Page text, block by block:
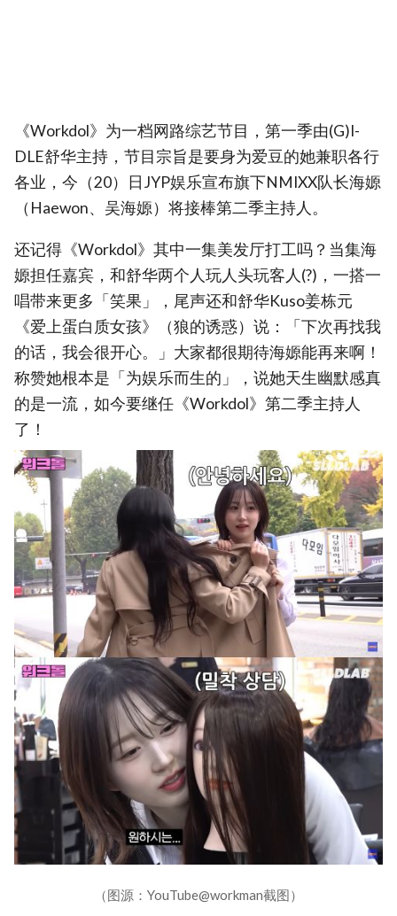
《Workdol》为一档网路综艺节目，第一季由(G)I-
DLE舒华主持，节目宗旨是要身为爱豆的她兼职各行
各业，今（20）日JYP娱乐宣布旗下NMIXX队长海嫄
（Haewon、吴海嫄）将接棒第二季主持人。
还记得《Workdol》其中一集美发厅打工吗？当集海
嫄担任嘉宾，和舒华两个人玩人头玩客人(?)，一搭一
唱带来更多「笑果」，尾声还和舒华Kuso姜栋元
《爱上蛋白质女孩》（狼的诱惑）说：「下次再找我
的话，我会很开心。」大家都很期待海嫄能再来啊！
称赞她根本是「为娱乐而生的」，说她天生幽默感真
的是一流，如今要继任《Workdol》第二季主持人
了！
（图源：YouTube@workman截图）